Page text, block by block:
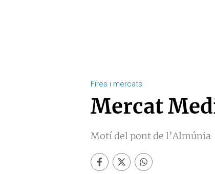
Fires i mercats
Mercat
Motí del pont de l’Almúnia